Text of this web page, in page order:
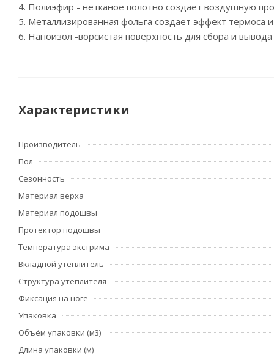
4. Полиэфир - нетканое полотно создает воздушную
5. Металлизированная фольга создает эффект термоса
6. Наноизол -ворсистая поверхность для сбора и
Характеристики
Производитель
Пол
Сезонность
Материал верха
Материал подошвы
Протектор подошвы
Температура экстрима
Вкладной утеплитель
Структура утеплителя
Фиксация на ноге
Упаковка
Объём упаковки (м3)
Длина упаковки (м)